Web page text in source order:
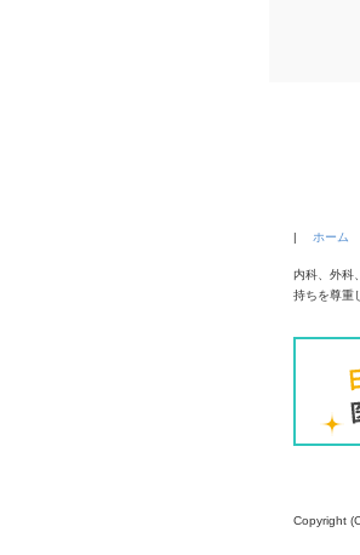
| ホーム
内科、外科
持ちを尊重
Copyright